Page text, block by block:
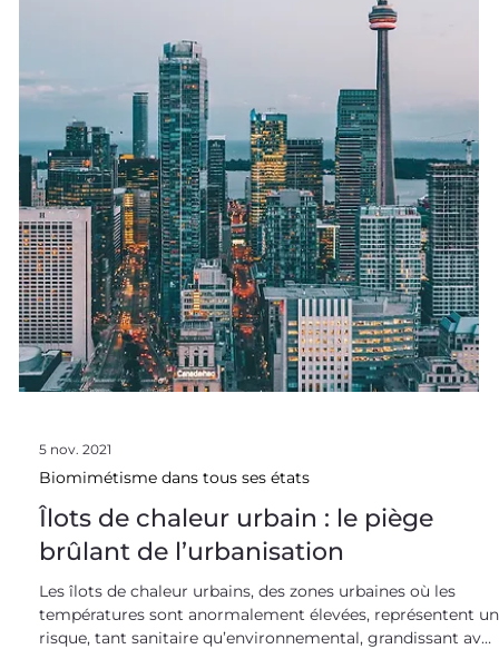
5 nov. 2021
Biomimétisme dans tous ses états
Îlots de chaleur urbain : le piège
brûlant de l’urbanisation